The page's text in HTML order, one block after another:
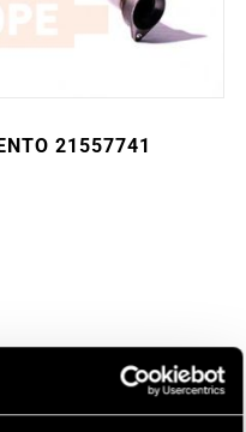
21557741